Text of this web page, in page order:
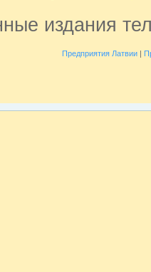
издания
Предприятия Латвии|